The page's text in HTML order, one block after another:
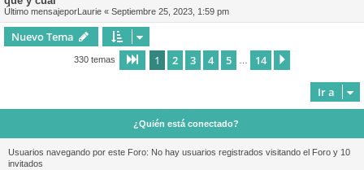
Último mensajeporLaurie « Septiembre 25, 2023, 1:59 pm
Nuevo Tema
330 temas Página de 14
1 2 3 4 5 14
Ir a
¿Quién está conectado?
Usuarios navegando por este Foro: No hay usuarios registrados visitando el Foro y 10
invitados